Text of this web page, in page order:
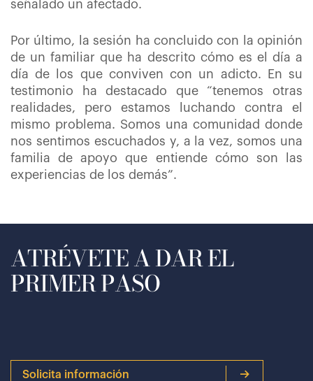
señalado un afectado.
Por último, la sesión ha concluido con la opinión
de un familiar que ha descrito cómo es el día a
día de los que conviven con un adicto. En su
testimonio ha destacado que “tenemos otras
realidades, pero estamos luchando contra el
mismo problema. Somos una comunidad donde
nos sentimos escuchados y, a la vez, somos una
familia de apoyo que entiende cómo son las
experiencias de los demás”.
ATRÉVETE A DAR EL
PRIMER PASO
Solicita información